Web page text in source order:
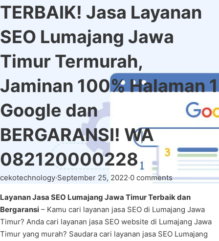
TERBAIK! Jasa Layanan
SEO Lumajang Jawa
Timur Termurah,
Jaminan 100% Halaman 1
Google dan
BERGARANSI! WA
082120000228
cekotechnology·September 25, 2022·0 comments
Layanan Jasa SEO Lumajang Jawa Timur Terbaik dan
Bergaransi – Kamu cari layanan jasa SEO di Lumajang Jawa
Timur? Anda cari layanan jasa SEO website di Lumajang Jawa
Timur yang murah? Saudara cari layanan jasa SEO Lumajang